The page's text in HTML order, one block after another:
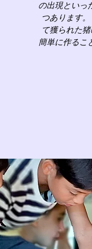
の出現といっ
つあります
て獲られた
簡単に作るこ